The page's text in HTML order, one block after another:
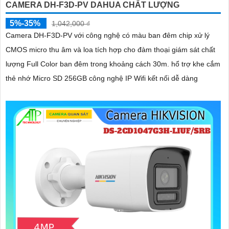
CAMERA DH-F3D-PV DAHUA CHẤT LƯỢNG
5%-35%
1,042,000 ₫
Camera DH-F3D-PV với công nghệ có màu ban đêm chip xử lý
CMOS micro thu âm và loa tích hợp cho đàm thoại giám sát chất
lượng Full Color ban đêm trong khoảng cách 30m. hổ trợ khe cắm
thẻ nhớ Micro SD 256GB công nghệ IP Wifi kết nối dễ dàng